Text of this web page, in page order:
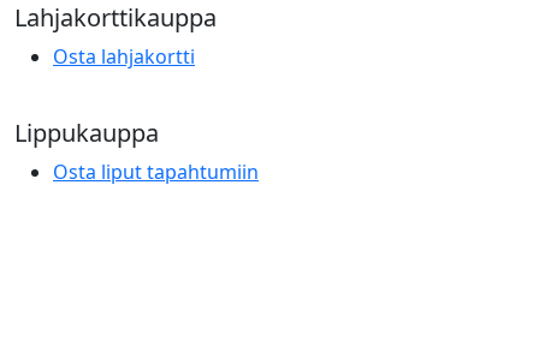
Lahjakorttikauppa
Osta lahjakortti
Lippukauppa
Osta liput tapahtumiin